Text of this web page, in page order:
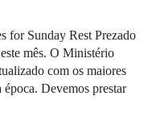
for Sunday Rest Prezado
mês. O Ministério
com os maiores
Devemos prestar